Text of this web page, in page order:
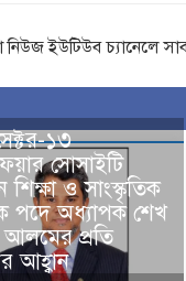
নিউজ ইউটিউব চ্যানেলে
১৩
সোসাইটি
শিক্ষা ও সাংস্কৃতিক
পদে অধ্যাপক শেখ
প্রতি
আহ্বান